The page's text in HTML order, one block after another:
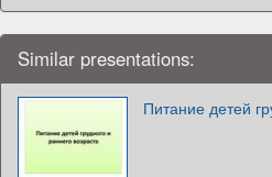
Similar presentations:
Питание детей